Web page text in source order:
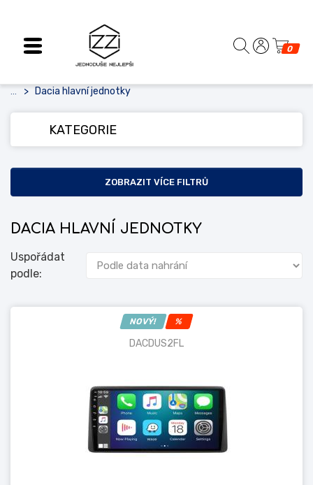
0
Dacia hlavní jednotky
KATEGORIE
ZOBRAZIT VÍCE FILTRŮ
DACIA HLAVNÍ JEDNOTKY
Uspořádat
podle:
NOVÝ! %
DACDUS2FL